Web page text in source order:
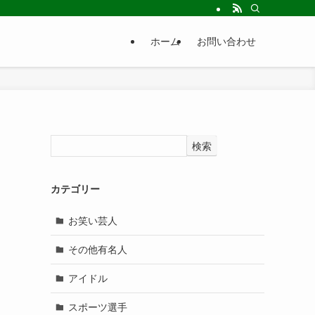
ホーム お問い合わせ
検索
カテゴリー
お笑い芸人
その他有名人
アイドル
スポーツ選手